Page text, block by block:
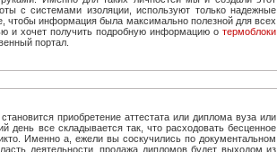
с системами изоляции, используют только надежные
чтобы информация была максимально полезной для всех
и хочет получить подробную информацию о термоблоки
портал.
приобретение аттестата или диплома вуза или
все складывается так, что расходовать бесценное
Именно а, ежели вы соскучились по документальном
деятельности, продажа дипломов будет выходом из